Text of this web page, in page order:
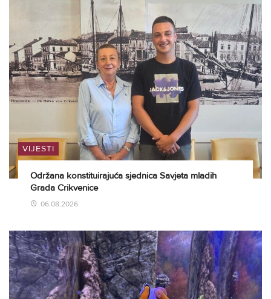
VIJESTI
Održana konstituirajuća sjednica Savjeta mladih
Grada Crikvenice
06.08.2026